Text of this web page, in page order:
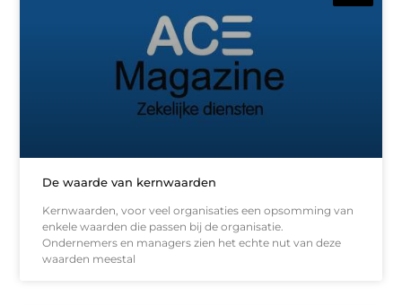
De waarde van kernwaarden
Kernwaarden, voor veel organisaties een opsomming van
enkele waarden die passen bij de organisatie.
Ondernemers en managers zien het echte nut van deze
waarden meestal